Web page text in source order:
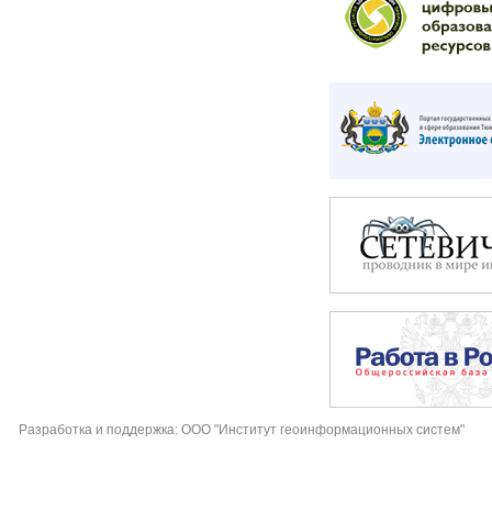
Разработка и поддержка: ООО "Институт геоинформационных систем"